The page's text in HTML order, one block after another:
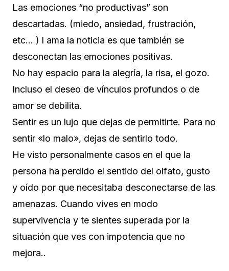
Las emociones “no productivas” son
descartadas. (miedo, ansiedad, frustración,
etc… ) l ama la noticia es que también se
desconectan las emociones positivas.
No hay espacio para la alegría, la risa, el gozo.
Incluso el deseo de vínculos profundos o de
amor se debilita.
Sentir es un lujo que dejas de permitirte. Para no
sentir «lo malo», dejas de sentirlo todo.
He visto personalmente casos en el que la
persona ha perdido el sentido del olfato, gusto
y oído por que necesitaba desconectarse de las
amenazas. Cuando vives en modo
supervivencia y te sientes superada por la
situación que ves con impotencia que no
mejora..